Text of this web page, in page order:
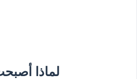
لماذا